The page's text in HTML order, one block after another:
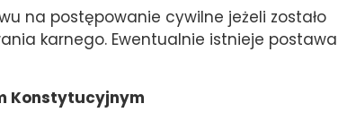
na postępowanie cywilne jeżeli zostało
karnego. Ewentualnie istnieje postawa
Konstytucyjnym